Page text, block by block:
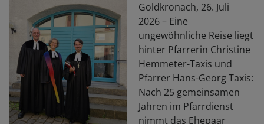
Goldkronach, 26. Juli
2026– Eine
ungewöhnliche Reise liegt
hinter Pfarrerin Christine
Hemmeter-Taxis und
Pfarrer Hans-Georg Taxis:
Nach 25 gemeinsamen
Jahren im Pfarrdienst
nimmt das Ehepaar